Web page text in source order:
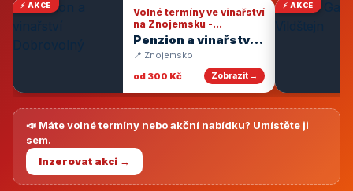
⚡ AKCE
Volné termíny ve vinařství
na Znojemsku -
degustace vín
Penzion a vinařství
Dobrovolný
📍 Znojemsko
od 300 Kč
Zobrazit →
⚡ AKCE
📣 Máte volné termíny nebo akční nabídku? Umístěte ji
sem.
Inzerovat akci →